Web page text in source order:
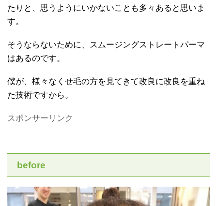
たりと、思うようにいかないことも多々あると思いま
す。
そうならないために、スムージングストレートパーマ
はあるのです。
僕が、様々なくせ毛の方を見てきて改良に改良を重ね
た技術ですから。
スポンサーリンク
before